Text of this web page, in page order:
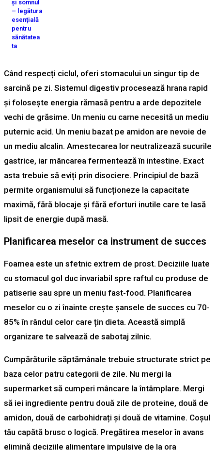
și somnul
– legătura
esențială
pentru
sănătatea
ta
Când respecți ciclul, oferi stomacului un singur tip de
sarcină pe zi. Sistemul digestiv procesează hrana rapid
și folosește energia rămasă pentru a arde depozitele
vechi de grăsime. Un meniu cu carne necesită un mediu
puternic acid. Un meniu bazat pe amidon are nevoie de
un mediu alcalin. Amestecarea lor neutralizează sucurile
gastrice, iar mâncarea fermentează în intestine. Exact
asta trebuie să eviți prin disociere. Principiul de bază
permite organismului să funcționeze la capacitate
maximă, fără blocaje și fără eforturi inutile care te lasă
lipsit de energie după masă.
Planificarea meselor ca instrument de succes
Foamea este un sfetnic extrem de prost. Deciziile luate
cu stomacul gol duc invariabil spre raftul cu produse de
patiserie sau spre un meniu fast-food. Planificarea
meselor cu o zi înainte crește șansele de succes cu 70-
85% în rândul celor care țin dieta. Această simplă
organizare te salvează de sabotaj zilnic.
Cumpărăturile săptămânale trebuie structurate strict pe
baza celor patru categorii de zile. Nu mergi la
supermarket să cumperi mâncare la întâmplare. Mergi
să iei ingrediente pentru două zile de proteine, două de
amidon, două de carbohidrați și două de vitamine. Coșul
tău capătă brusc o logică. Pregătirea meselor în avans
elimină deciziile alimentare impulsive de la ora